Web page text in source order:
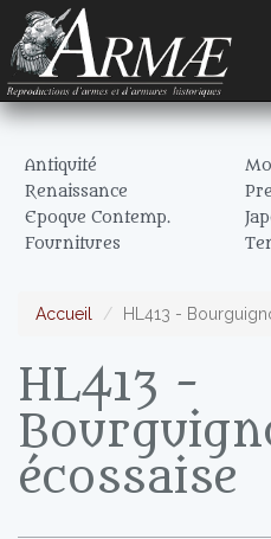
Antiquité
Renaissance
Epoque Contemp.
Fournitures
Accueil HL413 -
HL413 -
écossaise